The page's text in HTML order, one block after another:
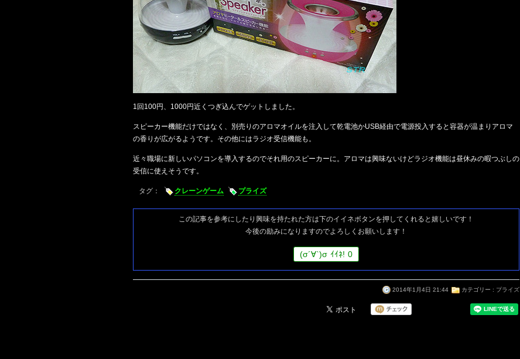
1回100円、1000円近くつぎ込んでゲットしました。
スピーカー機能だけではなく、別売りのアロマオイルを注入して乾電池かUSB経由で電源投入すると容器が温まりアロマ
の香りが広がるようです。その他にはラジオ受信機能も。
近々職場に新しいパソコンを導入するのでそれ用のスピーカーに。アロマは興味ないけどラジオ機能は昼休みの暇つぶしの
受信に使えそうです。
タグ： クレーンゲーム プライズ
この記事を参考にしたり興味を持たれた方は下のイイネボタンを押してくれると嬉しいです！
今後の励みになりますのでよろしくお願いします！
(σ´∀`)σ ｲｲﾈ! 0
2014年1月4日 21:44 カテゴリー : プライズ